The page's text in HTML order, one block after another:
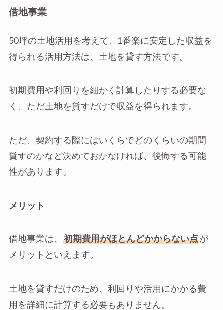
借地事業
50坪の土地活用を考えて、1番楽に安定した収益を
得られる活用方法は、土地を貸す方法です。
初期費用や利回りを細かく計算したりする必要な
く、ただ土地を貸すだけで収益を得られます。
ただ、契約する際にはいくらでどのくらいの期間
貸すのかなど決めておかなければ、後悔する可能
性があります。
メリット
借地事業は、 初期費用がほとんどかからない点が
メリットといえます。
土地を貸すだけのため、利回りや活用にかかる費
用を詳細に計算する必要もありません。